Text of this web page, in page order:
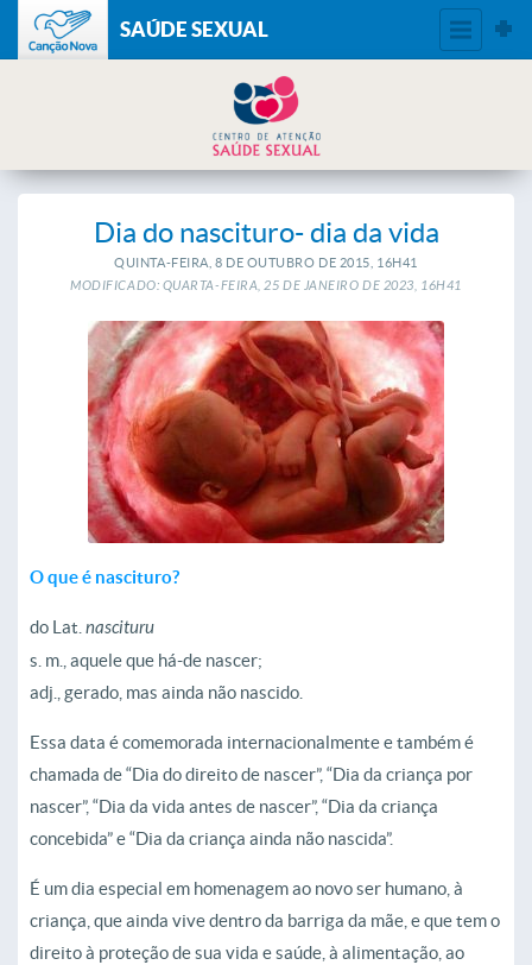
SAÚDE SEXUAL
Dia do nascituro- dia da vida
QUINTA-FEIRA, 8 DE OUTUBRO DE 2015, 16H41
MODIFICADO: QUARTA-FEIRA, 25 DE JANEIRO DE 2023, 16H41
O que é nascituro?
do Lat. nascituru
s. m., aquele que há-de nascer;
adj., gerado, mas ainda não nascido.
Essa data é comemorada internacionalmente e também é
chamada de “Dia do direito de nascer”, “Dia da criança por
nascer”, “Dia da vida antes de nascer”, “Dia da criança
concebida” e “Dia da criança ainda não nascida”.
É um dia especial em homenagem ao novo ser humano, à
criança, que ainda vive dentro da barriga da mãe, e que tem o
direito à proteção de sua vida e saúde, à alimentação, ao